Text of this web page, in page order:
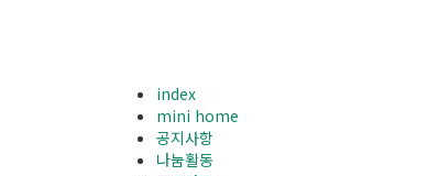
index
mini home
공지사항
나눔활동